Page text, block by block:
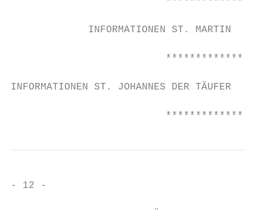
             INFORMATIONEN ST. MARTIN
INFORMATIONEN ST. JOHANNES DER TÄUFER
- 12 -